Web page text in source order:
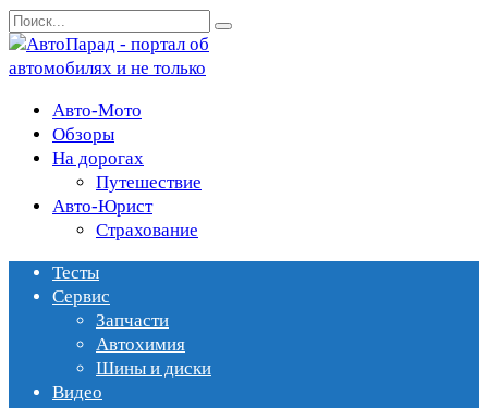
Перейти
к
содержанию
Search
for:
Авто-Мото
Обзоры
На дорогах
Путешествие
Авто-Юрист
Страхование
Тесты
Сервис
Запчасти
Автохимия
Шины и диски
Видео